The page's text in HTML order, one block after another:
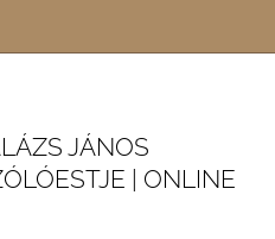
JÁNOS
| ONLINE